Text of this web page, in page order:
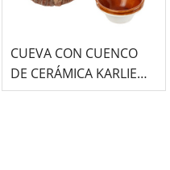
CUEVA CON CUENCO
DE CERÁMICA KARLIE
WONDERLAND